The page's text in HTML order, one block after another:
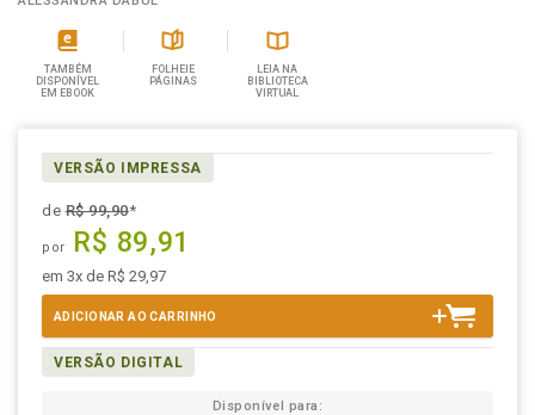
TAMBÉM
DISPONÍVEL
EM EBOOK
FOLHEIE
PÁGINAS
LEIA NA
BIBLIOTECA
VIRTUAL
VERSÃO IMPRESSA
deR$ 99,90*
por R$ 89,91
em 3x de R$ 29,97
ADICIONAR AO CARRINHO
VERSÃO DIGITAL
Disponível para: